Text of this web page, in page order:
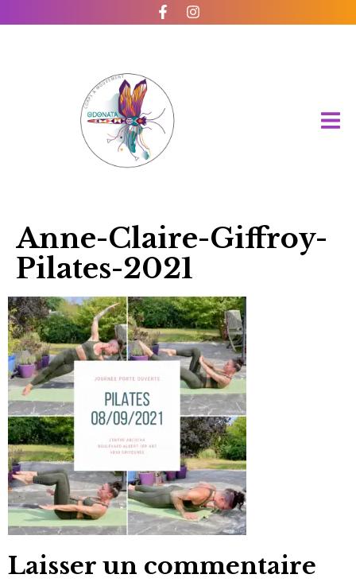
Anne-Claire-Giffroy-
Pilates-2021
Laisser un commentaire